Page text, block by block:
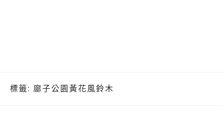
標籤: 廍子公園黃花風鈴木